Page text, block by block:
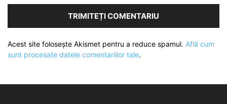
Acest site folosește Akismet pentru a reduce spamul. Află cum
sunt procesate datele comentariilor tale.